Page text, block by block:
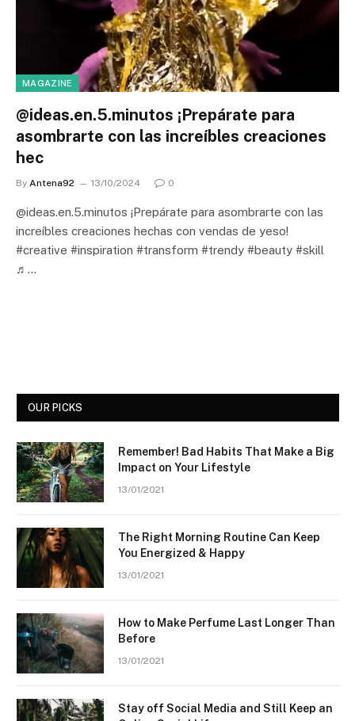
MAGAZINE
@ideas.en.5.minutos ¡Prepárate para
asombrarte con las increíbles creaciones
hec
By Antena92 13/10/2024 0
@ideas.en.5.minutos ¡Prepárate para asombrarte con las
increíbles creaciones hechas con vendas de yeso!
#creative #inspiration #transform #trendy #beauty #skill
♬…
OUR PICKS
Remember! Bad Habits That Make a Big
Impact on Your Lifestyle
13/01/2021
The Right Morning Routine Can Keep
You Energized & Happy
13/01/2021
How to Make Perfume Last Longer Than
Before
13/01/2021
Stay off Social Media and Still Keep an